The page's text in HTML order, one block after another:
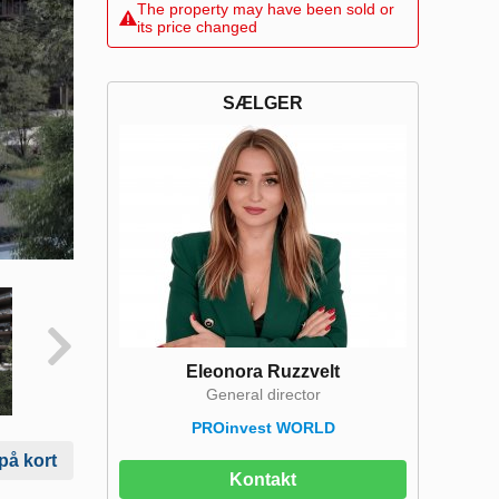
kort
The property may have been sold or
its price changed
SÆLGER
Eleonora Ruzzvelt
General director
PROinvest WORLD
Kontakt